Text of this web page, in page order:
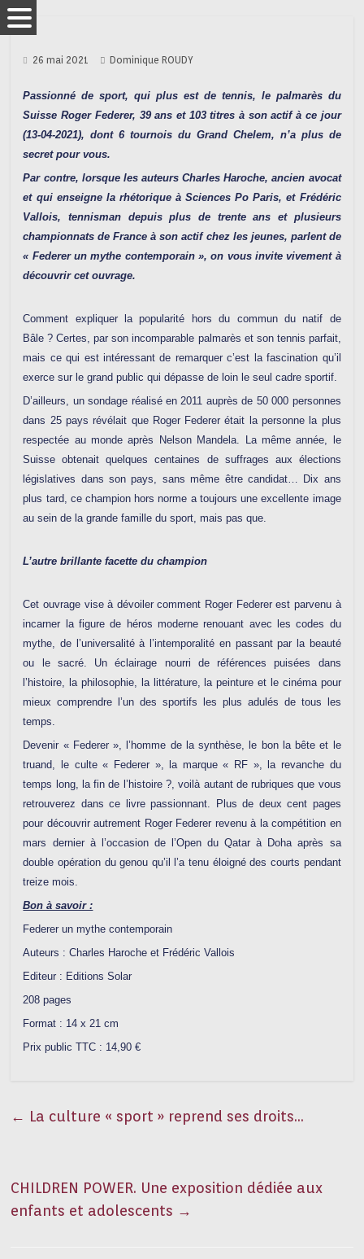
26 mai 2021 Dominique ROUDY
Passionné de sport, qui plus est de tennis, le palmarès du
Suisse Roger Federer, 39 ans et 103 titres à son actif à ce jour
(13-04-2021), dont 6 tournois du Grand Chelem, n’a plus de
secret pour vous.
Par contre, lorsque les auteurs Charles Haroche, ancien avocat
et qui enseigne la rhétorique à Sciences Po Paris, et Frédéric
Vallois, tennisman depuis plus de trente ans et plusieurs
championnats de France à son actif chez les jeunes, parlent de
« Federer un mythe contemporain », on vous invite vivement à
découvrir cet ouvrage.
Comment expliquer la popularité hors du commun du natif de
Bâle ? Certes, par son incomparable palmarès et son tennis parfait,
mais ce qui est intéressant de remarquer c’est la fascination qu’il
exerce sur le grand public qui dépasse de loin le seul cadre sportif.
D’ailleurs, un sondage réalisé en 2011 auprès de 50 000 personnes
dans 25 pays révélait que Roger Federer était la personne la plus
respectée au monde après Nelson Mandela. La même année, le
Suisse obtenait quelques centaines de suffrages aux élections
législatives dans son pays, sans même être candidat… Dix ans
plus tard, ce champion hors norme a toujours une excellente image
au sein de la grande famille du sport, mais pas que.
L’autre brillante facette du champion
Cet ouvrage vise à dévoiler comment Roger Federer est parvenu à
incarner la figure de héros moderne renouant avec les codes du
mythe, de l’universalité à l’intemporalité en passant par la beauté
ou le sacré. Un éclairage nourri de références puisées dans
l’histoire, la philosophie, la littérature, la peinture et le cinéma pour
mieux comprendre l’un des sportifs les plus adulés de tous les
temps.
Devenir « Federer », l’homme de la synthèse, le bon la bête et le
truand, le culte « Federer », la marque « RF », la revanche du
temps long, la fin de l’histoire ?, voilà autant de rubriques que vous
retrouverez dans ce livre passionnant. Plus de deux cent pages
pour découvrir autrement Roger Federer revenu à la compétition en
mars dernier à l’occasion de l’Open du Qatar à Doha après sa
double opération du genou qu’il l’a tenu éloigné des courts pendant
treize mois.
Bon à savoir :
Federer un mythe contemporain
Auteurs : Charles Haroche et Frédéric Vallois
Editeur : Editions Solar
208 pages
Format : 14 x 21 cm
Prix public TTC : 14,90 €
← La culture « sport » reprend ses droits…
CHILDREN POWER. Une exposition dédiée aux
enfants et adolescents →